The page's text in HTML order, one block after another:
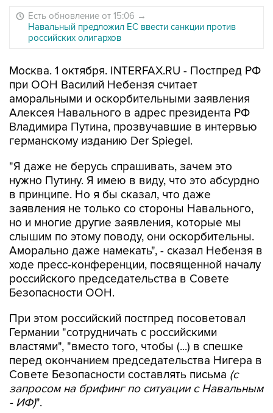
Есть обновление от 15:06 →
Навальный предложил ЕС ввести санкции против
российских олигархов
Москва. 1 октября. INTERFAX.RU - Постпред РФ
при ООН Василий Небензя считает
аморальными и оскорбительными заявления
Алексея Навального в адрес президента РФ
Владимира Путина, прозвучавшие в интервью
германскому изданию Der Spiegel.
"Я даже не берусь спрашивать, зачем это
нужно Путину. Я имею в виду, что это абсурдно
в принципе. Но я бы сказал, что даже
заявления не только со стороны Навального,
но и многие другие заявления, которые мы
слышим по этому поводу, они оскорбительны.
Аморально даже намекать", - сказал Небензя в
ходе пресс-конференции, посвященной началу
российского председательства в Совете
Безопасности ООН.
При этом российский постпред посоветовал
Германии "сотрудничать с российскими
властями", "вместо того, чтобы (...) в спешке
перед окончанием председательства Нигера в
Совете Безопасности составлять письма (с
запросом на брифинг по ситуации с Навальным
- ИФ)".